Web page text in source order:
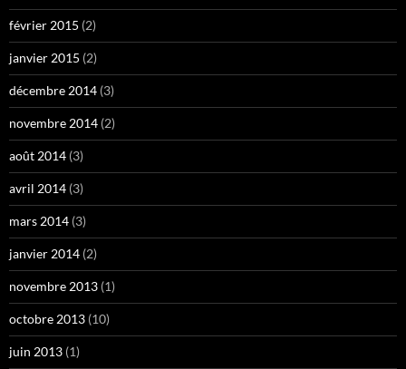
février 2015 (2)
janvier 2015 (2)
décembre 2014 (3)
novembre 2014 (2)
août 2014 (3)
avril 2014 (3)
mars 2014 (3)
janvier 2014 (2)
novembre 2013 (1)
octobre 2013 (10)
juin 2013 (1)